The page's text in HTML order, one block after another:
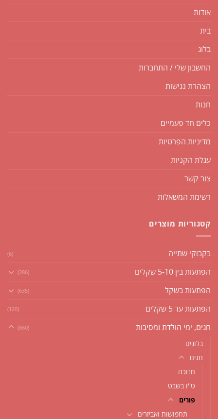
אודות
בית
בלוג
החשבון שלי / התחברות
הצהרת נגישות
חנות
כלים חד פעמיים
מדיניות הפרטיות
עגלת הקניות
צור קשר
רשימת המשאלות
קטגוריות מוצרים
בקבוקי שתייה (6)
הפתעות בין 5-10 שקלים (286)
הפתעות בשקל (635)
הפתעות עד 5 שקלים (120)
חגים, ימי הולדת ומסיבות (860)
בלונים
חגים
חנוכה
ט''ו בשבט
פורים
תחפושות ואביזרים